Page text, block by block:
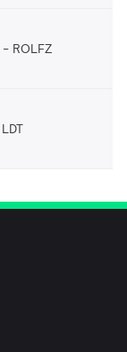
ROLFZ
LDT